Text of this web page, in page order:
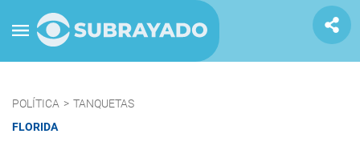
POLÍTICA > TANQUETAS
FLORIDA